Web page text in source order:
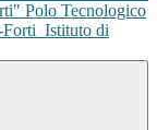
Polo Tecnologico
Istituto di